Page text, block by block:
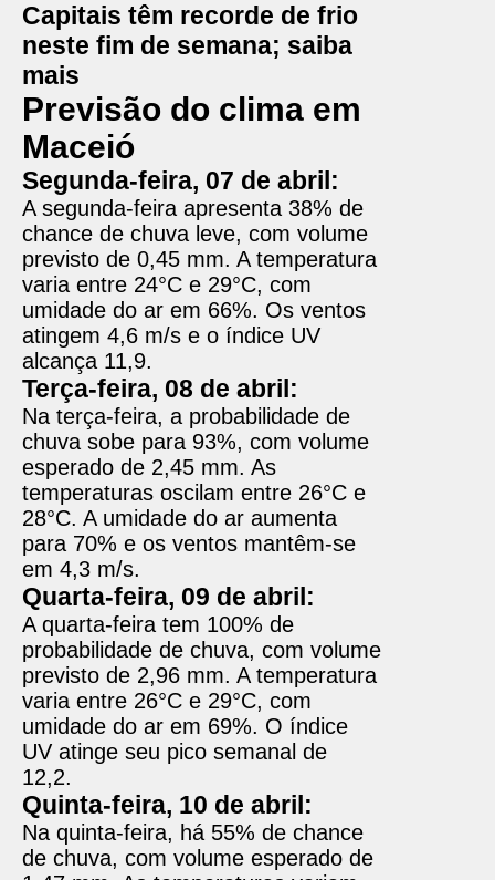
Capitais têm recorde de frio
neste fim de semana; saiba
mais
Previsão do clima em
Maceió
Segunda-feira, 07 de abril:
A segunda-feira apresenta 38% de
chance de chuva leve, com volume
previsto de 0,45 mm. A temperatura
varia entre 24°C e 29°C, com
umidade do ar em 66%. Os ventos
atingem 4,6 m/s e o índice UV
alcança 11,9.
Terça-feira, 08 de abril:
Na terça-feira, a probabilidade de
chuva sobe para 93%, com volume
esperado de 2,45 mm. As
temperaturas oscilam entre 26°C e
28°C. A umidade do ar aumenta
para 70% e os ventos mantêm-se
em 4,3 m/s.
Quarta-feira, 09 de abril:
A quarta-feira tem 100% de
probabilidade de chuva, com volume
previsto de 2,96 mm. A temperatura
varia entre 26°C e 29°C, com
umidade do ar em 69%. O índice
UV atinge seu pico semanal de
12,2.
Quinta-feira, 10 de abril:
Na quinta-feira, há 55% de chance
de chuva, com volume esperado de